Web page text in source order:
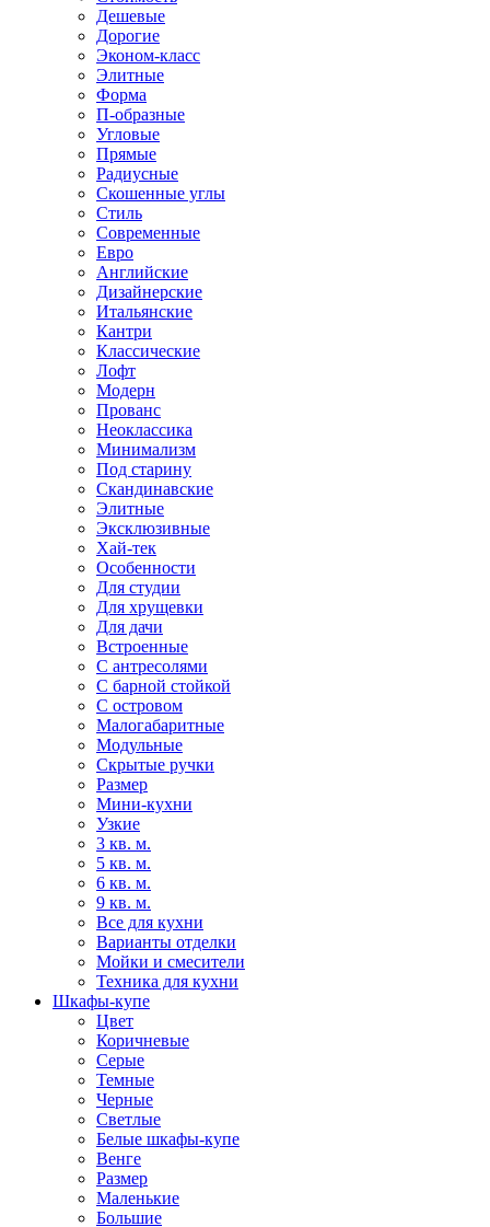
Дешевые
Дорогие
Эконом-класс
Элитные
Форма
П-образные
Угловые
Прямые
Радиусные
Скошенные углы
Стиль
Современные
Евро
Английские
Дизайнерские
Итальянские
Кантри
Классические
Лофт
Модерн
Прованс
Неоклассика
Минимализм
Под старину
Скандинавские
Элитные
Эксклюзивные
Хай-тек
Особенности
Для студии
Для хрущевки
Для дачи
Встроенные
С антресолями
С барной стойкой
С островом
Малогабаритные
Модульные
Скрытые ручки
Размер
Мини-кухни
Узкие
3 кв. м.
5 кв. м.
6 кв. м.
9 кв. м.
Все для кухни
Варианты отделки
Мойки и смесители
Техника для кухни
Шкафы-купе
Цвет
Коричневые
Серые
Темные
Черные
Светлые
Белые шкафы-купе
Венге
Размер
Маленькие
Большие